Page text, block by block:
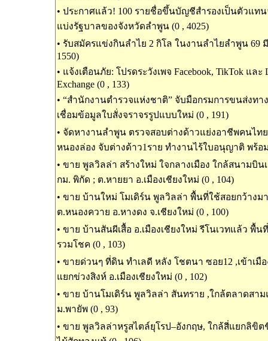
• ประกาศแล้ว! 100 รายชื่อขึ้นบัญชีสำรองเป็นตัวแท
แบ่งรัฐบาลของจังหวัดลำพูน (0 , 4025)
• รับสมัครแข่งกินลำไย 2 กิโล ในงานลำไยลำพูน 69 มี
1550)
• แจ้งเตือนภัย: โปรดระวังเพจ Facebook, TikTok และ
Exchange (0 , 133)
• “สำนักงานตำรวจแห่งชาติ” จับมือกรมการขนส่งทา
เชื่อมข้อมูลใบสั่งจราจรรูปแบบใหม่ (0 , 191)
• จัดหางานลำพูน ตรวจสอบต่างด้าวแย่งอาชีพคนไท
หนองล่อง จับต่างด้าว1ราย ทำงานไร้ใบอนุญาติ พร้อ
• ขาย พูลวิลล่า สร้างใหม่ ใจกลางเมือง ใกล้สนามบิน
กม. พิกัด ; ต.หายยา อ.เมืองเชียงใหม่ (0 , 104)
• ขาย บ้านใหม่ โมเดิร์น พูลวิลล่า พื้นที่ใช้สอยกว้างม
ต.หนองควาย อ.หางดง จ.เชียงใหม่ (0 , 100)
• ขาย บ้านสันผีเสื้อ อ.เมืองเชียงใหม่ รีโนเวทแล้ว พื้น
รวมโชค (0 , 103)
• ขายด่วนๆ ที่ดิน ทำเลดี หลัง โชตนา ซอย12 ,เข้าเมือ
แยกข่วงสิงห์ อ.เมืองเชียงใหม่ (0 , 102)
• ขาย บ้านโมเดิร์น พูลวิลล่า สันทราย ,ใกล้ตลาดสาม
ม.พายัพ (0 , 93)
• ขาย พูลวิลล่าหรูสไตล์ยุโรป–อังกฤษ, ใกล้สี่แยกลิขิ